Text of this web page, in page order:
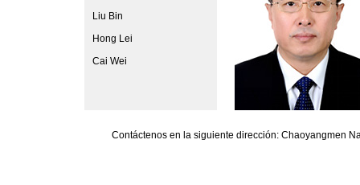
Liu Bin
Hong Lei
Cai Wei
Contáctenos en la siguiente dirección: Chaoyangmen